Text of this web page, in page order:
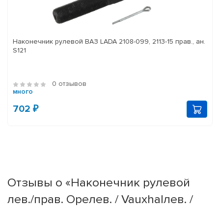
Наконечник рулевой ВАЗ LADA 2108-099, 2113-15 прав., ан.
S121
0 отзывов
много
702 ₽
Отзывы о «Наконечник рулевой
лев./прав. Opeлев. / Vauxhalлев. /